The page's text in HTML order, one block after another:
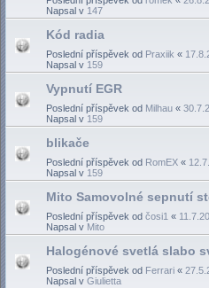
Napsal v 147
Kód radia
Poslední příspěvek od Praxiik «
Napsal v 159
Vypnutí EGR
Poslední příspěvek od Milhau «
Napsal v 159
blikače
Poslední příspěvek od RomEX «
Napsal v 159
Mito Samovolné sepnutí
Poslední příspěvek od čosi1 «
Napsal v Mito
Halogénové svetlá slabo
Poslední příspěvek od Ferrari «
Napsal v Giulietta